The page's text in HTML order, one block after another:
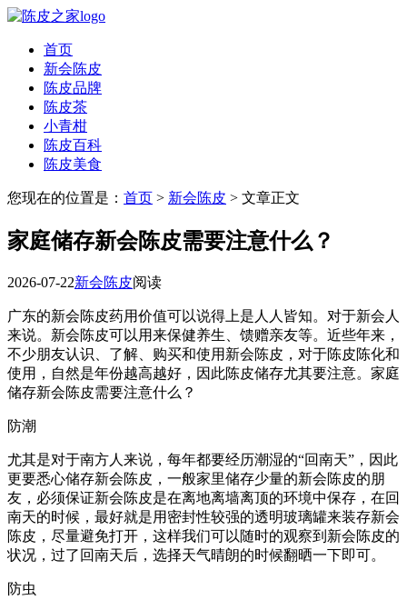
首页
新会陈皮
陈皮品牌
陈皮茶
小青柑
陈皮百科
陈皮美食
您现在的位置是： 首页 > 新会陈皮 > 文章正文
家庭储存新会陈皮需要注意什么？
2026-07-22新会陈皮阅读
广东的新会陈皮药用价值可以说得上是人人皆知。对于新会人
来说。新会陈皮可以用来保健养生、馈赠亲友等。近些年来，
不少朋友认识、了解、购买和使用新会陈皮，对于陈皮陈化和
使用，自然是年份越高越好，因此陈皮储存尤其要注意。家庭
储存新会陈皮需要注意什么？
防潮
尤其是对于南方人来说，每年都要经历潮湿的“回南天”，因此
更要悉心储存新会陈皮，一般家里储存少量的新会陈皮的朋
友，必须保证新会陈皮是在离地离墙离顶的环境中保存，在回
南天的时候，最好就是用密封性较强的透明玻璃罐来装存新会
陈皮，尽量避免打开，这样我们可以随时的观察到新会陈皮的
状况，过了回南天后，选择天气晴朗的时候翻晒一下即可。
防虫